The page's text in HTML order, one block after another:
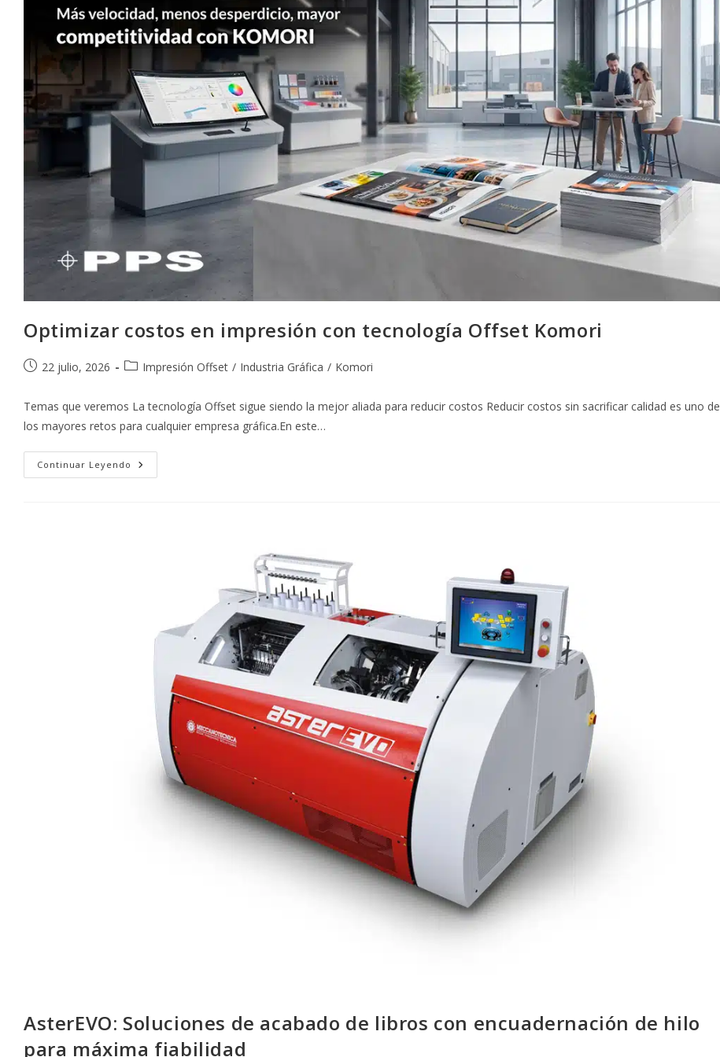
Optimizar costos en impresión con tecnología Offset Komori
Publicación
entrada:
22 julio, 2026
Categoría
entrada:
Impresión Offset / Industria Gráfica / Komori
Temas que veremos La tecnología Offset sigue siendo la mejor aliada para reducir costos Reducir costos sin sacrificar calidad es uno de
los mayores retos para cualquier empresa gráfica.En este…
Continuar Leyendo Optimizar
Costos
AsterEVO: Soluciones de acabado de libros con encuadernación de hilo
para máxima fiabilidad